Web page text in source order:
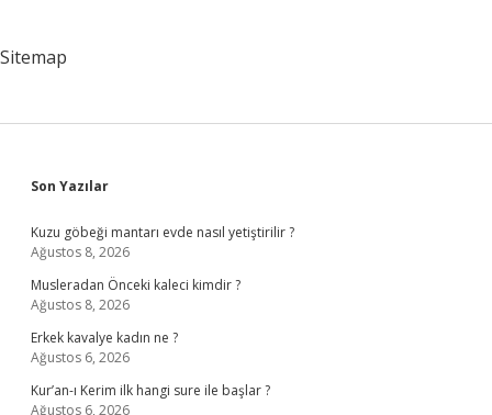
Sitemap
Sidebar
Son Yazılar
Kuzu göbeği mantarı evde nasıl yetiştirilir ?
Ağustos 8, 2026
Musleradan Önceki kaleci kimdir ?
Ağustos 8, 2026
Erkek kavalye kadın ne ?
Ağustos 6, 2026
Kur’an-ı Kerim ilk hangi sure ile başlar ?
Ağustos 6, 2026